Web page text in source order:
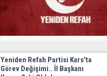
Yeniden Refah Partisi Kars'ta
Görev Değişimi.. İl Başkanı